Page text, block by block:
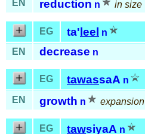
EN reduction n in size
EG ta' leel n
EN decrease n
EG tawassaA n
EN growth n expansion
EG tawsiyaA n